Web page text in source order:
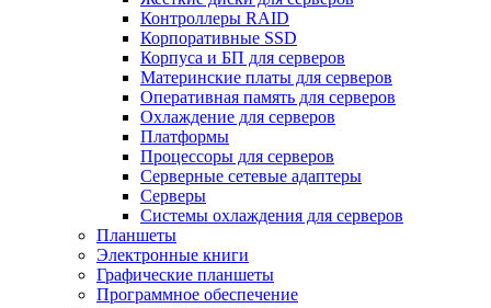
Контроллеры RAID
Корпоративные SSD
Корпуса и БП для серверов
Материнские платы для серверов
Оперативная память для серверов
Охлаждение для серверов
Платформы
Процессоры для серверов
Серверные сетевые адаптеры
Серверы
Системы охлаждения для серверов
Планшеты
Электронные книги
Графические планшеты
Программное обеспечение